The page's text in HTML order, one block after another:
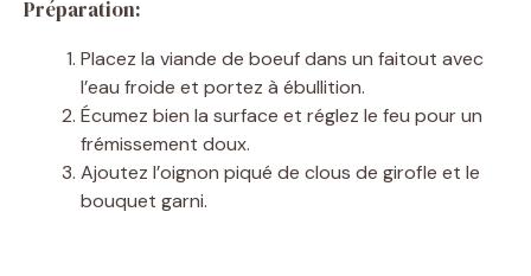
Préparation:
Placez la viande de boeuf dans un faitout avec
l’eau froide et portez à ébullition.
Écumez bien la surface et réglez le feu pour un
frémissement doux.
Ajoutez l’oignon piqué de clous de girofle et le
bouquet garni.